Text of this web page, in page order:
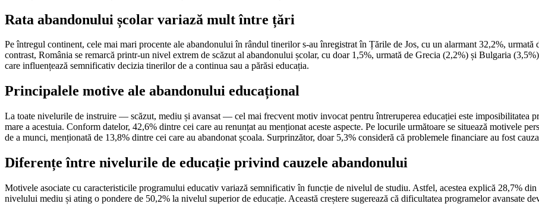
Rata abandonului școlar variază mult între țări
Pe întregul continent, cele mai mari procente ale abandonului în rândul tinerilor s-au înregistrat în Țările de Jos, cu un alarmant 32,2%,
contrast, România se remarcă printr-un nivel extrem de scăzut al abandonului școlar, cu doar 1,5%, urmată de Grecia (2,2%) și Bulgaria
care influențează semnificativ decizia tinerilor de a continua sau a părăsi educația.
Principalele motive ale abandonului educațional
La toate nivelurile de instruire — scăzut, mediu și avansat — cel mai frecvent motiv invocat pentru întreruperea educației este imposibilitatea
mare a acestuia. Conform datelor, 42,6% dintre cei care au renunțat au menționat aceste aspecte. Pe locurile următoare se situează motivele
de a munci, menționată de 13,8% dintre cei care au abandonat școala. Surprinzător, doar 5,3% consideră că problemele financiare au fost
Diferențe între nivelurile de educație privind cauzele abandonului
Motivele asociate cu caracteristicile programului educativ variază semnificativ în funcție de nivelul de studiu. Astfel, acestea explică 28,7%
nivelului mediu și ating o pondere de 50,2% la nivelul superior de educație. Această creștere sugerează că dificultatea programelor avansate